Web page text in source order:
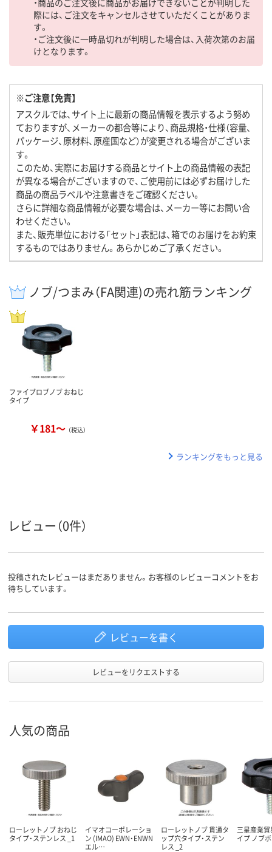
際には、ご注文をキャンセルさせていただくことがありま
す。
・ご注文後に一時品切れが判明した場合は、入荷次第のお届
けとなります。
※ご注意【免責】
アスクルでは、サイト上に最新の商品情報を表示するよう努め
ておりますが、メーカーの都合等により、商品規格・仕様（容量、
パッケージ、原材料、原産国など）が変更される場合がございま
す。
このため、実際にお届けする商品とサイト上の商品情報の表記
が異なる場合がございますので、ご使用前には必ずお届けした
商品の商品ラベルや注意書きをご確認ください。
さらに詳細な商品情報が必要な場合は、メーカー等にお問い合
わせください。
また、販売単位における「セット」表記は、箱でのお届けをお約束
するものではありません。あらかじめご了承ください。
ノブ/つまみ（FA関連)の売れ筋ランキング
ファイブロブノブ おねじ
タイプ
￥181～ （税込）
ランキングをもっと見る
レビュー（0件）
投稿されたレビューはまだありません。お客様のレビューコメントをお
待ちしています。
レビューを書く
レビューをリクエストする
人気の商品
ローレットノブ おねじ
タイプ・ステンレス _1
イマオコーポレーショ
ン (IMAO) EWN・ENWN
エル…
ローレットノブ 貫通タ
ップ穴タイプ・ステン
レス _2
三星産業貿
イプ ノブ